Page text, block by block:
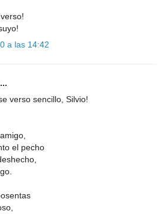
a las 14:42
verso sencillo, Silvio!
el pecho